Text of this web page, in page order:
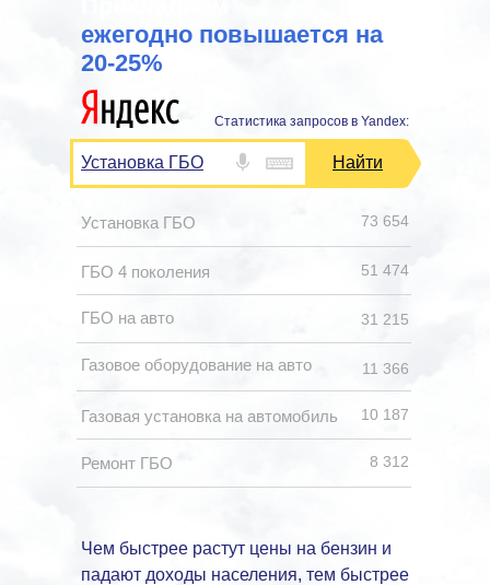
ежегодно повышается на
20-25%
Чем быстрее растут цены на бензин и
падают доходы населения, тем быстрее
ГБО 4 поколения
Установка ГБО
Газовое оборудование на авто
ГБО на авто
Газовая установка на автомобиль
Ремонт ГБО
Установка ГБО Найти
Статистика запросов в Yandex:
73 654
51 474
31 215
11 366
10 187
8 312